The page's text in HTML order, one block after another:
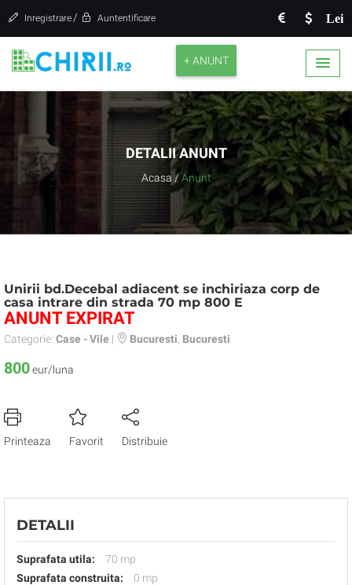
Lei
Inregistrare / Auntentificare
+ ANUNT
DETALII ANUNT
Acasa / Anunt
Unirii bd.Decebal adiacent se inchiriaza corp de
casa intrare din strada 70 mp 800 E
ANUNT EXPIRAT
Categorie: Case - Vile | Bucuresti Bucuresti
800eur/luna
Printeaza Favorit Distribuie
DETALII
Suprafata utila:
70 mp
Suprafata construita:
0 mp